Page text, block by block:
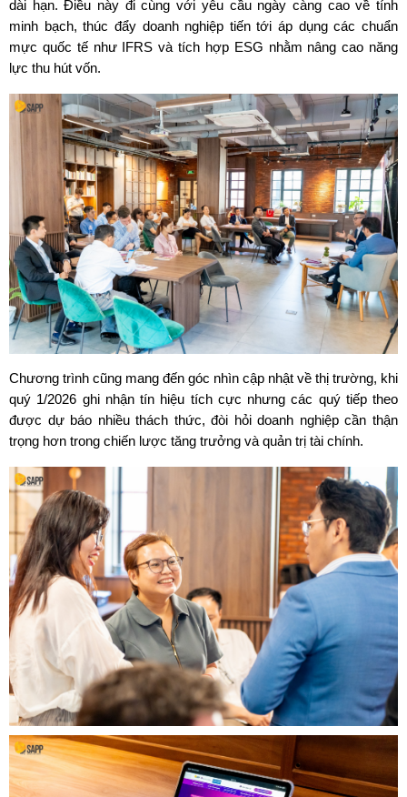
dài hạn. Điều này đi cùng với yêu cầu ngày càng cao về tính
minh bạch, thúc đẩy doanh nghiệp tiến tới áp dụng các chuẩn
mực quốc tế như IFRS và tích hợp ESG nhằm nâng cao năng
lực thu hút vốn.
Chương trình cũng mang đến góc nhìn cập nhật về thị trường, khi
quý 1/2026 ghi nhận tín hiệu tích cực nhưng các quý tiếp theo
được dự báo nhiều thách thức, đòi hỏi doanh nghiệp cần thận
trọng hơn trong chiến lược tăng trưởng và quản trị tài chính.